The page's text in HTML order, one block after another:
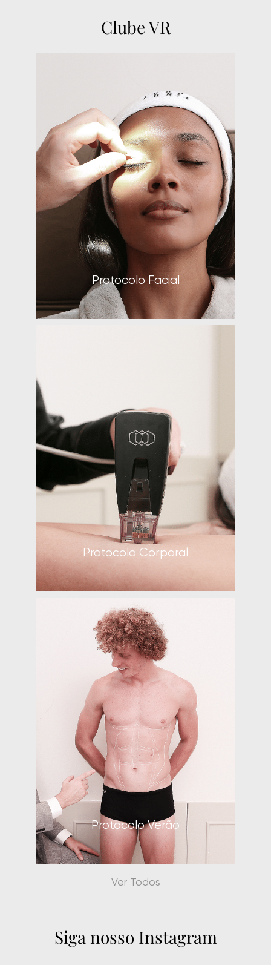
médica muito atenciosa e
Sou muito fã da clínica e de
todos os funcionários! Deixo
aqui o meu agradecimento a
todos que fazem parte dessa
equipe maravilhosa.
Isabela Pessanha
Clube VR
Protocolo Facial
Protocolo Corporal